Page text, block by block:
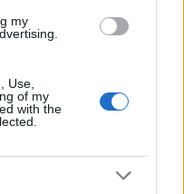
my
Use,
of my
with the
Το εξαιρετικό καστ
ο οποίος
ανταγωνιστή. Ο
υψηλόβαθμο
να φτάσει στα
την Αποκάλυψη
θα ανατρέψει την